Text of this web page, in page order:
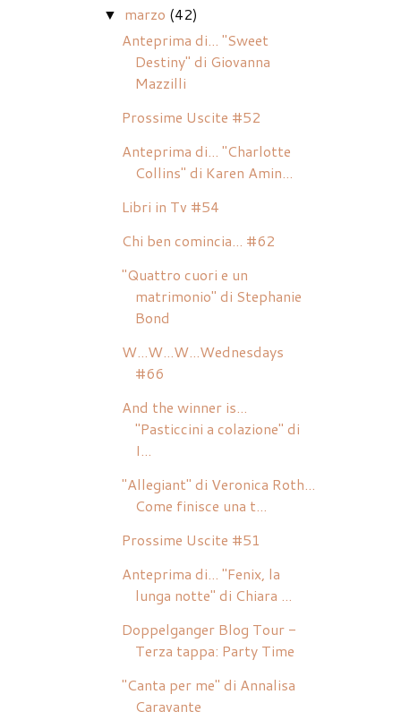
▼ marzo (42)
Anteprima di... "Sweet
Destiny" di Giovanna
Mazzilli
Prossime Uscite #52
Anteprima di... "Charlotte
Collins" di Karen Amin...
Libri in Tv #54
Chi ben comincia... #62
"Quattro cuori e un
matrimonio" di Stephanie
Bond
W...W...W...Wednesdays
#66
And the winner is...
"Pasticcini a colazione" di
I...
"Allegiant" di Veronica Roth...
Come finisce una t...
Prossime Uscite #51
Anteprima di... "Fenix, la
lunga notte" di Chiara ...
Doppelganger Blog Tour -
Terza tappa: Party Time
"Canta per me" di Annalisa
Caravante